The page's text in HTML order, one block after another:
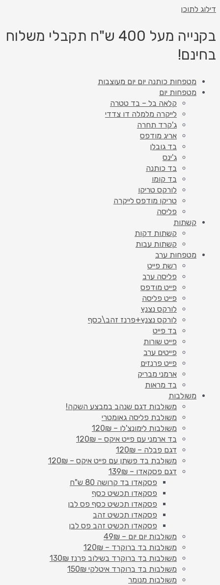
דילוג לתוכן
בקנייה מעל 400 ש"ח תקבלי משלוח
בחינם!
מטפחות כותנה יום יום מעוצבות
מטפחות יום
קלאה בל – בד טטרה
לייקרה מלמלה דו צדדי
ג'קרד תחרה
אריג מודפס
בד גובלן
ג'ינס
בד כותנה
בד קומו
לורקס טריקו
טריקו מודפס לייקרה
פליסה
קשתות
קשתות דקות
קשתות עבות
מטפחות ערב
רשת פייט
פליסה ערב
פייט מודפס
פייט פליסה
לורקס נצנץ
לורקס נצנץ+פרנז זהב\כסף
בד פייט
פייט שורות
פייטים ערב
פייט פרנזים
ארמני מבריק
בד מראות
משולבות
משולבות דגם שנהב במבצע השקה!
משולבת פליסה גאומטרי
משולבות לימונצ'לו – 120₪
בד ארמני עם פייט איקס – 120₪
דגם פבלה – 120₪
משולבת בד פשתן עם פייט איקס – 120₪
דגם פסקאדו – 139₪
פסקאדו בד קרושה 80 ש"ח
פסקאדו תכשיט כסף
פסקאדו תכשיט כסף פס לבן
פסקאדו תכשיט זהב
פסקאדו תכשיט זהב פס לבן
משולבות יום יום – 49₪
משולבות בד ברוקרד – 120₪
משולבות בד ברוקרד בשילוב פרנז 130₪
משולבות בד ברוקרד איטלקי 150₪
משולבות מנומר